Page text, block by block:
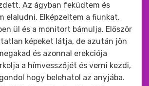
Az ágyban feküdtem és
elaludni. Elképzeltem a fiunkat,
ül és a monitort bámulja. Először
képeket látja, de azután jön
és azonnal erekciója
a hímvesszőjét és verni kezdi,
hogy belehatol az anyjába.